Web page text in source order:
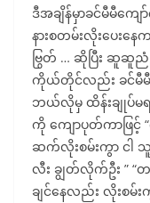
ဒီအချိန်မှာခင်မီမီကျ
နားစတမ်းလိုးပေး
ဗြွတ် … ဆိုပြီး ဆူ
ကိုယ်တိုင်လည်း ခင်မီမီ
ဘယ်လိုမှ ထိန်းချုပ်မရ
ကို ကျောပုတ်ကာဖြင့် “
ဆက်လိုးစမ်းကွာ ငါ
လီး ချွတ်လိုက်ဦး ” “
ချင်နေလည်း လိုးစမ်း